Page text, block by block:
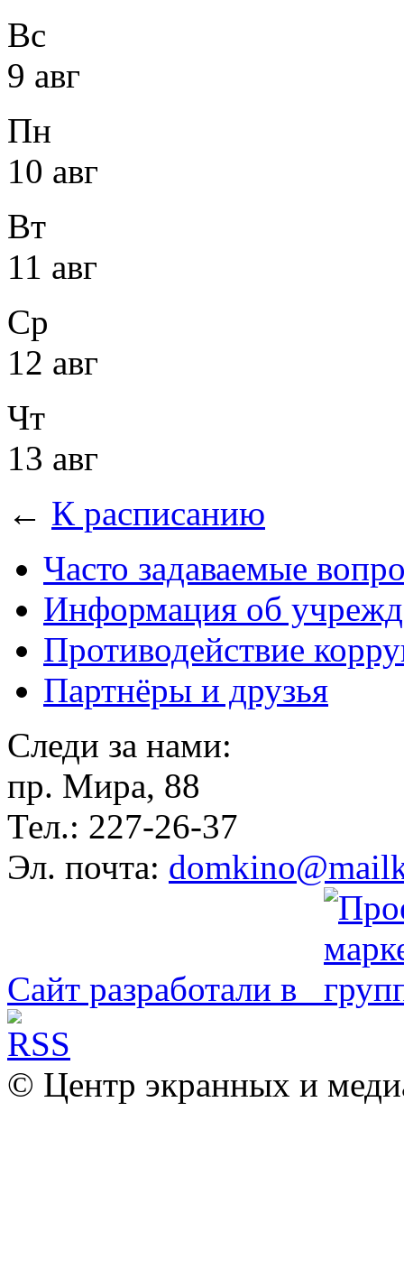
Вс
9 авг
Пн
10 авг
Вт
11 авг
Ср
12 авг
Чт
13 авг
← К расписанию
Часто задаваемые
Информация об
Противодействие
Партнёры и друзья
Следи за нами:
пр. Мира, 88
Тел.: 227-26-37
Эл. почта:
Сайт разработали в
© Центр экранных и